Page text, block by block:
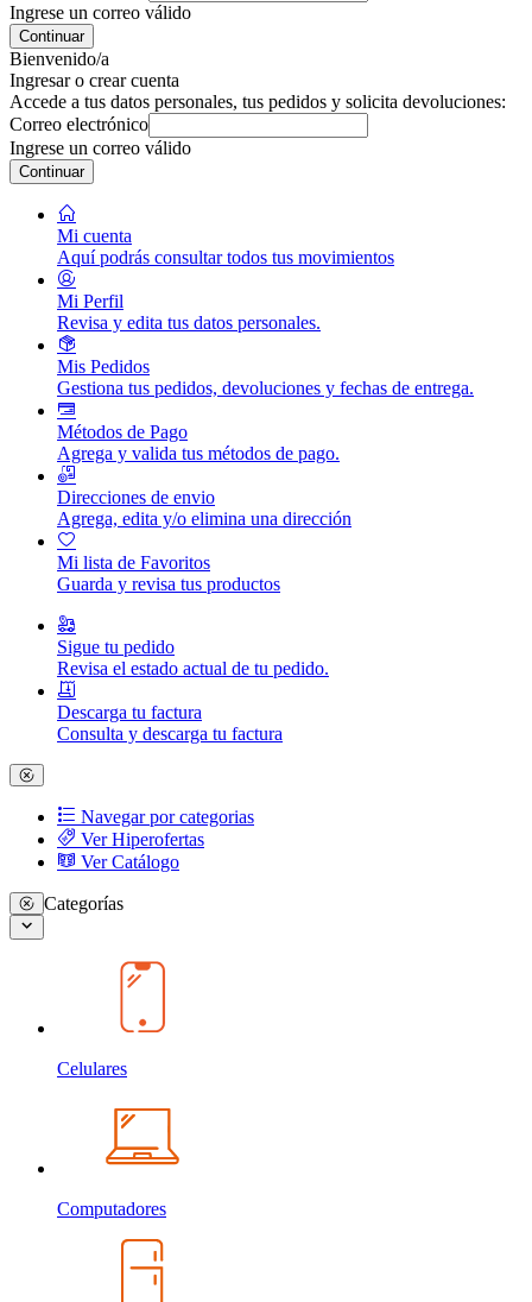
Ingrese un correo válido
Continuar
Bienvenido/a
Ingresar o crear cuenta
Accede a tus datos personales, tus pedidos y solicita devoluciones:
Correo electrónico
Ingrese un correo válido
Continuar
Mi cuenta
Aquí podrás consultar todos tus movimientos
Mi Perfil
Revisa y edita tus datos personales.
Mis Pedidos
Gestiona tus pedidos, devoluciones y fechas de entrega.
Métodos de Pago
Agrega y valida tus métodos de pago.
Direcciones de envio
Agrega, edita y/o elimina una dirección
Mi lista de Favoritos
Guarda y revisa tus productos
Sigue tu pedido
Revisa el estado actual de tu pedido.
Descarga tu factura
Consulta y descarga tu factura
Navegar por categorias
Ver Hiperofertas
Ver Catálogo
Categorías
Celulares
Computadores